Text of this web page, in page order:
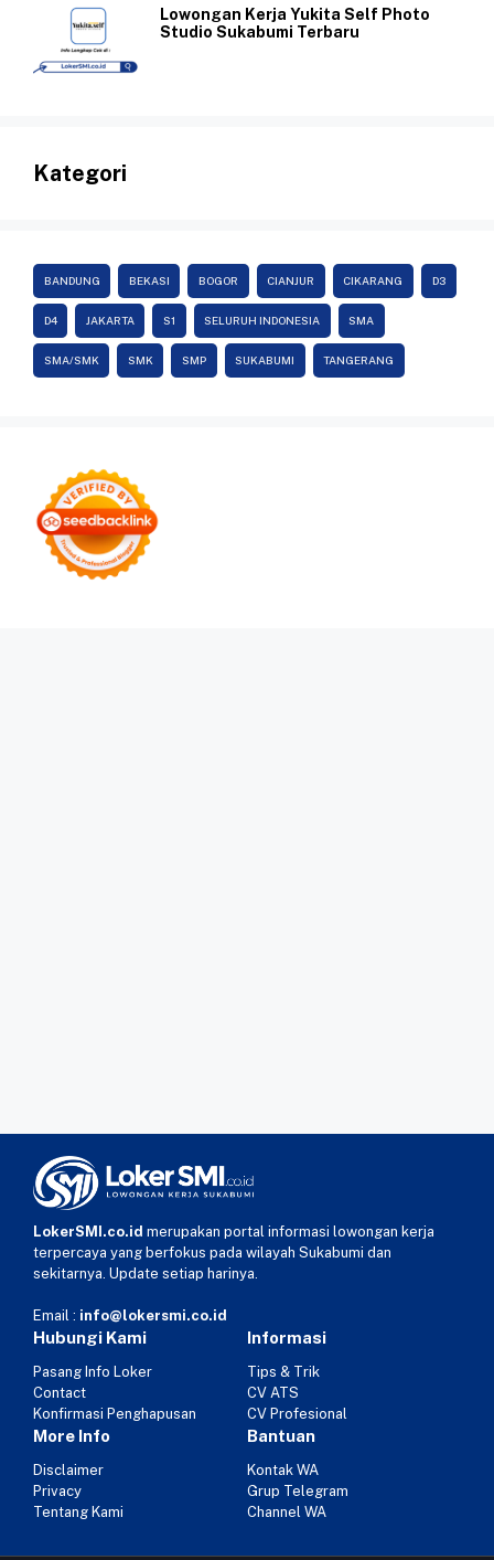
Lowongan Kerja Yukita Self Photo
Studio Sukabumi Terbaru
Kategori
BANDUNG BEKASI BOGOR CIANJUR CIKARANG D3
D4 JAKARTA S1 SELURUH INDONESIA SMA
SMA/SMK SMK SMP SUKABUMI TANGERANG
LokerSMI.co.id merupakan portal informasi lowongan kerja
terpercaya yang berfokus pada wilayah Sukabumi dan
sekitarnya. Update setiap harinya.
Email : info@lokersmi.co.id
Hubungi Kami
Pasang Info Loker
Contact
Konfirmasi Penghapusan
Informasi
Tips & Trik
CV ATS
CV Profesional
More Info
Disclaimer
Privacy
Tentang Kami
Bantuan
Kontak WA
Grup Telegram
Channel WA